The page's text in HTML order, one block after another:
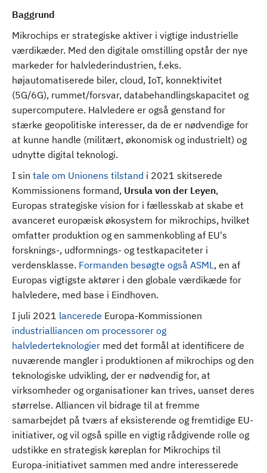
Baggrund
Mikrochips er strategiske aktiver i vigtige industrielle
værdikæder. Med den digitale omstilling opstår der nye
markeder for halvlederindustrien, f.eks.
højautomatiserede biler, cloud, IoT, konnektivitet
(5G/6G), rummet/forsvar, databehandlingskapacitet og
supercomputere. Halvledere er også genstand for
stærke geopolitiske interesser, da de er nødvendige for
at kunne handle (militært, økonomisk og industrielt) og
udnytte digital teknologi.
I sin tale om Unionens tilstand i 2021 skitserede
Kommissionens formand, Ursula von der Leyen,
Europas strategiske vision for i fællesskab at skabe et
avanceret europæisk økosystem for mikrochips, hvilket
omfatter produktion og en sammenkobling af EU's
forsknings-, udformnings- og testkapaciteter i
verdensklasse. Formanden besøgte også ASML, en af
Europas vigtigste aktører i den globale værdikæde for
halvledere, med base i Eindhoven.
I juli 2021 lancerede Europa-Kommissionen
industrialliancen om processorer og
halvlederteknologier med det formål at identificere de
nuværende mangler i produktionen af mikrochips og den
teknologiske udvikling, der er nødvendig for, at
virksomheder og organisationer kan trives, uanset deres
størrelse. Alliancen vil bidrage til at fremme
samarbejdet på tværs af eksisterende og fremtidige EU-
initiativer, og vil også spille en vigtig rådgivende rolle og
udstikke en strategisk køreplan for Mikrochips til
Europa-initiativet sammen med andre interesserede